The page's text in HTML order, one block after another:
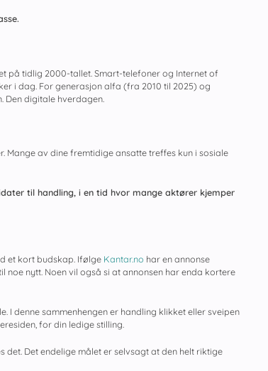
på tidlig 2000-tallet. Smart-telefoner og Internet of
i dag. For generasjon alfa (fra 2010 til 2025) og
Den digitale hverdagen.
Mange av dine fremtidige ansatte treffes kun i sosiale
til handling, i en tid hvor mange aktører kjemper
et kort budskap. Ifølge Kantar.no har en annonse
nytt. Noen vil også si at annonsen har enda kortere
I denne sammenhengen er handling klikket eller sveipen
for din ledige stilling.
Det endelige målet er selvsagt at den helt riktige